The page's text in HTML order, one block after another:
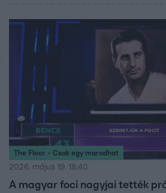
The Floor - Csak egy maradhat
2026. május 19. 18:40
A magyar foci nagyjai tették